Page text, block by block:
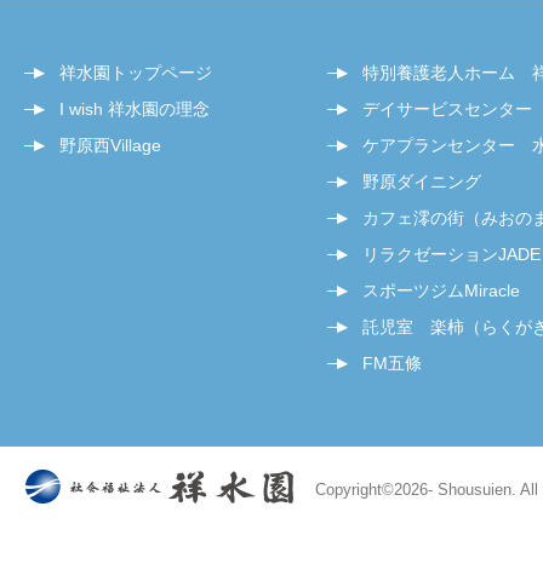
祥水園トップページ
I wish 祥水園の理念
野原西Village
特別養護老人ホーム
デイサービスセンタ
ケアプランセンター
野原ダイニング
カフェ澪の街（みおの
リラクゼーションJADE
スポーツジムMiracle
託児室 楽柿（らくが
FM五條
Copyright©2026- Shousuien.